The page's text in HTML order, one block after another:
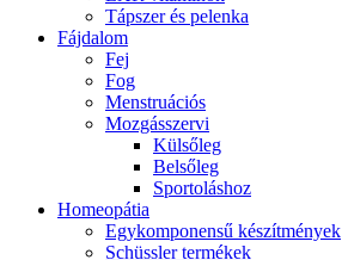
Tápszer és pelenka
Fájdalom
Fej
Fog
Menstruációs
Mozgásszervi
Külsőleg
Belsőleg
Sportoláshoz
Homeopátia
Egykomponensű készítmények
Schüssler termékek